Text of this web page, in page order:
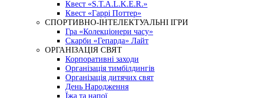
Квест «S.T.A.L.K.E.R.»
Квест «Гаррі Поттер»
СПОРТИВНО-ІНТЕЛЕКТУАЛЬНІ ІГРИ
Гра «Колекціонери часу»
Скарби «Гепарда» Лайт
ОРГАНІЗАЦІЯ СВЯТ
Корпоративні заходи
Організація тимбілдингів
Організація дитячих свят
День Народження
Їжа та напої